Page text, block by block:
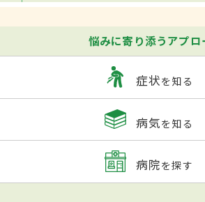
悩みに寄り添うアプロ
症状を知る
病気を知る
病院を探す